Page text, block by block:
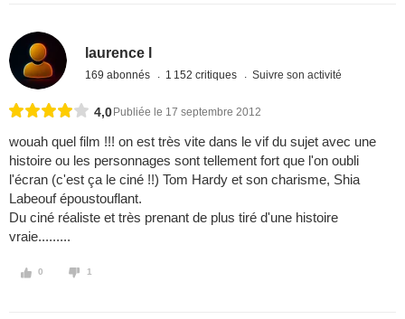
laurence l
169 abonnés 1 152 critiques Suivre son activité
4,0 Publiée le 17 septembre 2012
wouah quel film !!! on est très vite dans le vif du sujet avec une
histoire ou les personnages sont tellement fort que l'on oubli
l'écran (c'est ça le ciné !!) Tom Hardy et son charisme, Shia
Labeouf époustouflant.
Du ciné réaliste et très prenant de plus tiré d'une histoire
vraie.........
0 1